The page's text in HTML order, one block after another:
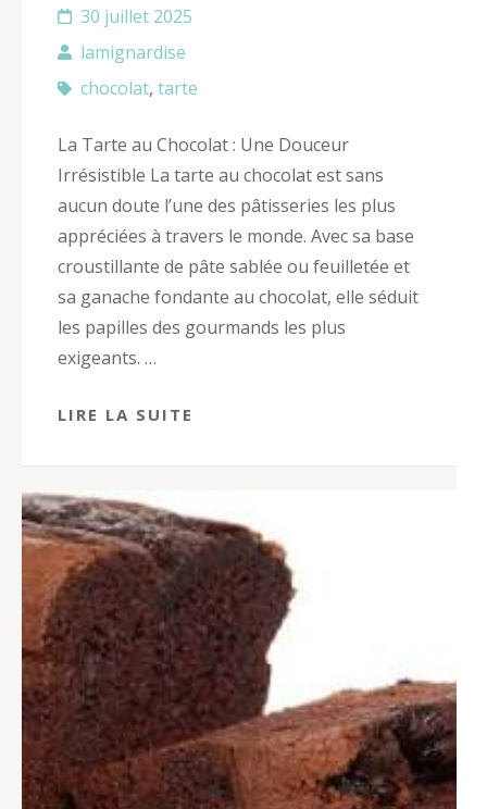
30 juillet 2025
lamignardise
chocolat, tarte
La Tarte au Chocolat : Une Douceur
Irrésistible La tarte au chocolat est sans
aucun doute l’une des pâtisseries les plus
appréciées à travers le monde. Avec sa base
croustillante de pâte sablée ou feuilletée et
sa ganache fondante au chocolat, elle séduit
les papilles des gourmands les plus
exigeants. …
LIRE LA SUITE